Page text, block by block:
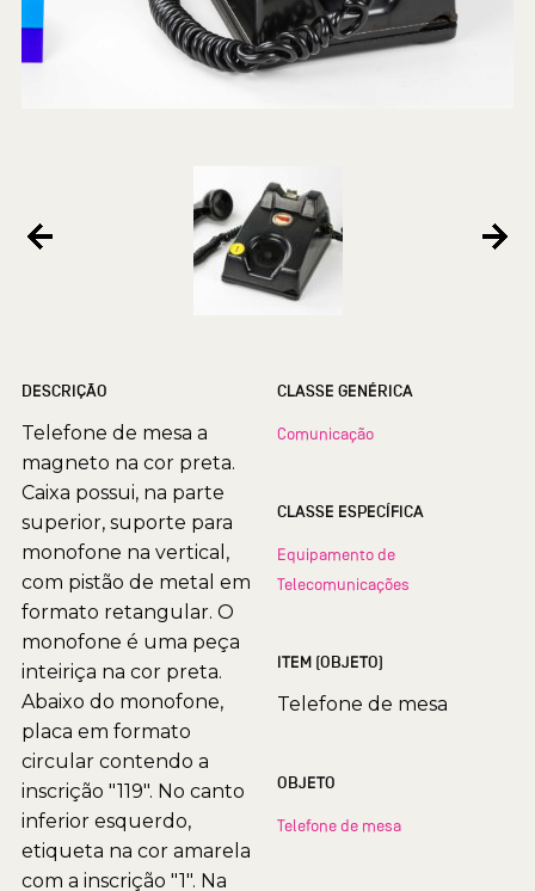
DESCRIÇÃO
Telefone de mesa a
magneto na cor preta.
Caixa possui, na parte
superior, suporte para
monofone na vertical,
com pistão de metal em
formato retangular. O
monofone é uma peça
inteiriça na cor preta.
Abaixo do monofone,
placa em formato
circular contendo a
inscrição "119". No canto
inferior esquerdo,
etiqueta na cor amarela
com a inscrição "1". Na
CLASSE GENÉRICA
Comunicação
CLASSE ESPECÍFICA
Equipamento de
Telecomunicações
ITEM (OBJETO)
Telefone de mesa
OBJETO
Telefone de mesa